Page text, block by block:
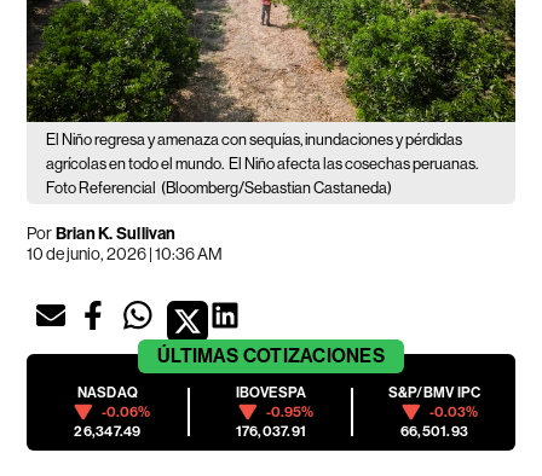
El Niño regresa y amenaza con sequías, inundaciones y pérdidas
agrícolas en todo el mundo. El Niño afecta las cosechas peruanas.
Foto Referencial (Bloomberg/Sebastian Castaneda)
PorBrian K. Sullivan
10 de junio, 2026 | 10:36 AM
ÚLTIMAS COTIZACIONES
NASDAQ
-0.06%
26,347.49
IBOVESPA
-0.95%
176,037.91
S&P/BMV IPC
-0.03%
66,501.93